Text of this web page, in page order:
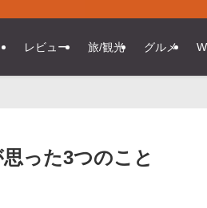
レビュー 旅/観光 グルメ
った3つのこと